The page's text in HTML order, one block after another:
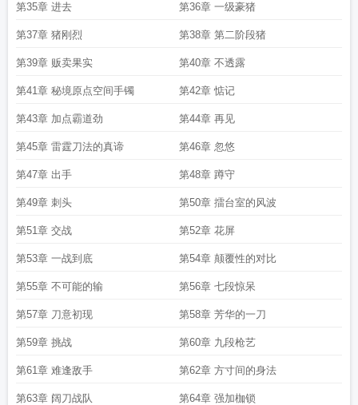
第35章 进去 第36章 一级豪猪
第37章 猪刚烈 第38章 第二阶段猪
第39章 贩卖果实 第40章 不透露
第41章 秘境原点空间手镯 第42章 惦记
第43章 加点霸道劲 第44章 再见
第45章 雷霆刀法的真谛 第46章 忽悠
第47章 出手 第48章 蹲守
第49章 刺头 第50章 擂台室的风波
第51章 交战 第52章 花屏
第53章 一战到底 第54章 颠覆性的对比
第55章 不可能的输 第56章 七段惊呆
第57章 刀意初现 第58章 芳华的一刀
第59章 挑战 第60章 九段枪艺
第61章 难逢敌手 第62章 方寸间的身法
第63章 阔刀战队 第64章 强加枷锁